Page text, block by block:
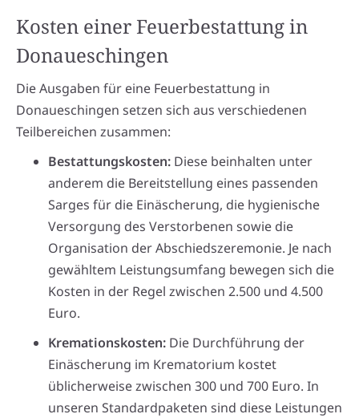
Kosten einer Feuerbestattung in
Donaueschingen
Die Ausgaben für eine Feuerbestattung in
Donaueschingen setzen sich aus verschiedenen
Teilbereichen zusammen:
Bestattungskosten: Diese beinhalten unter
anderem die Bereitstellung eines passenden
Sarges für die Einäscherung, die hygienische
Versorgung des Verstorbenen sowie die
Organisation der Abschiedszeremonie. Je nach
gewähltem Leistungsumfang bewegen sich die
Kosten in der Regel zwischen 2.500 und 4.500
Euro.
Kremationskosten: Die Durchführung der
Einäscherung im Krematorium kostet
üblicherweise zwischen 300 und 700 Euro. In
unseren Standardpaketen sind diese Leistungen